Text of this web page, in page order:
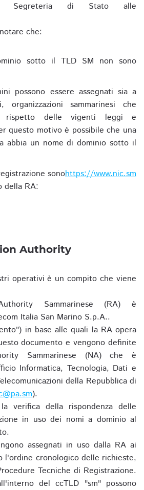
Segreteria di Stato alle
che:
sotto il TLD SM non sono
possono essere assegnati sia a
organizzazioni sammarinesi che
rispetto delle vigenti leggi e
questo motivo è possibile che una
abbia un nome di dominio sotto il
sono
della RA:
https://www.nic.sm
Authority
operativi è un compito che viene
Sammarinese (RA) è
Italia San Marino S.p.A..
in base alle quali la RA opera
documento e vengono definite
Sammarinese (NA) che è
Informatica, Tecnologia, Dati e
della Repubblica di
).
verifica della rispondenza delle
in uso dei nomi a dominio al
assegnati in uso dalla RA ai
l'ordine cronologico delle richieste,
Tecniche di Registrazione.
del ccTLD "sm" possono